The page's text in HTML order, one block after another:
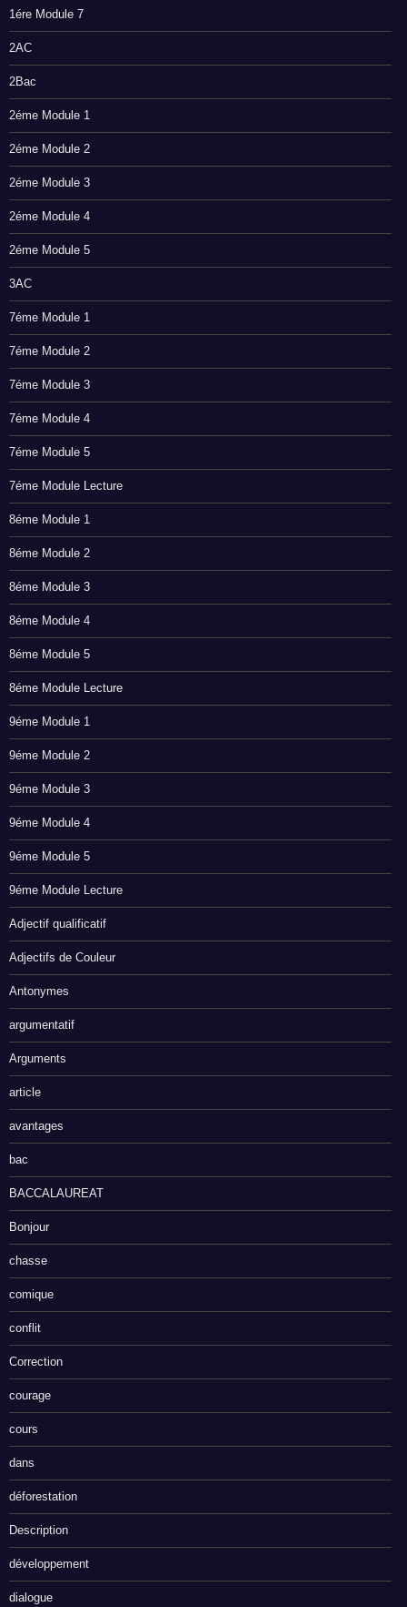
1ére Module 7
2AC
2Bac
2éme Module 1
2éme Module 2
2éme Module 3
2éme Module 4
2éme Module 5
3AC
7éme Module 1
7éme Module 2
7éme Module 3
7éme Module 4
7éme Module 5
7éme Module Lecture
8éme Module 1
8éme Module 2
8éme Module 3
8éme Module 4
8éme Module 5
8éme Module Lecture
9éme Module 1
9éme Module 2
9éme Module 3
9éme Module 4
9éme Module 5
9éme Module Lecture
Adjectif qualificatif
Adjectifs de Couleur
Antonymes
argumentatif
Arguments
article
avantages
bac
BACCALAUREAT
Bonjour
chasse
comique
conflit
Correction
courage
cours
dans
déforestation
Description
développement
dialogue